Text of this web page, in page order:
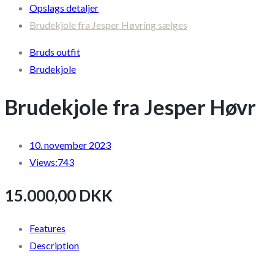
Opslags detaljer
Brudekjole fra Jesper Høvring sælges
Bruds outfit
Brudekjole
Brudekjole fra Jesper
10. november 2023
Views:743
15.000,00 DKK
Features
Description